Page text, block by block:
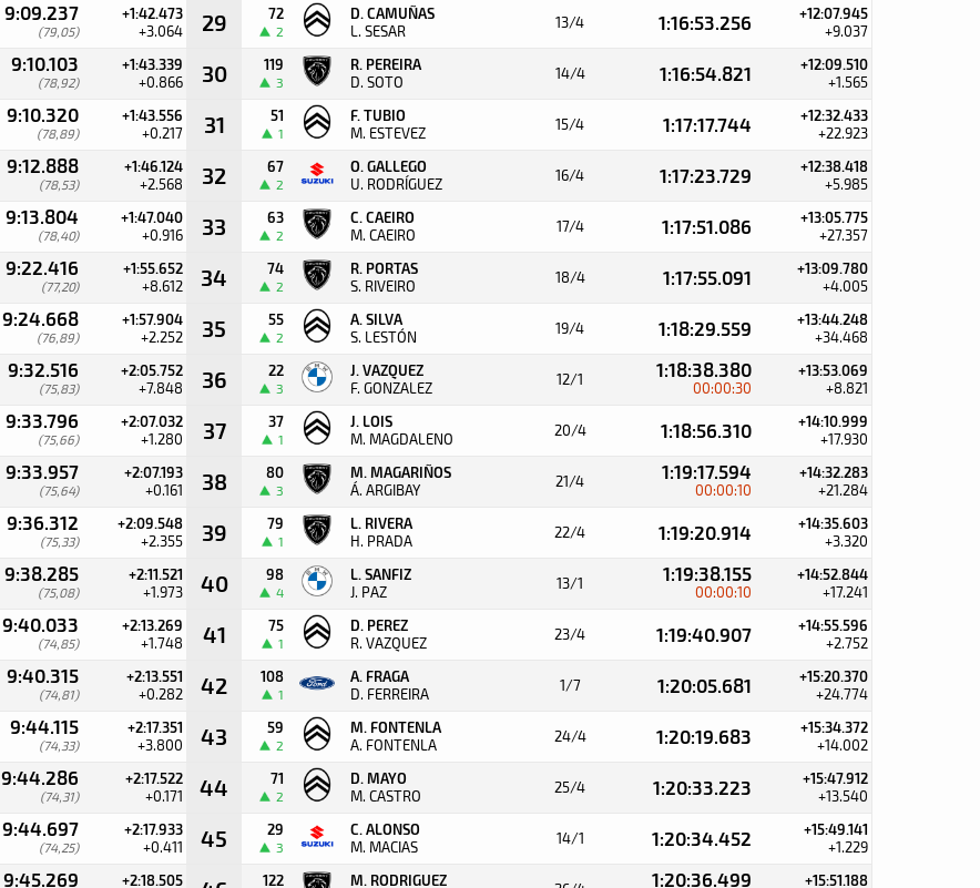
9:09.237
(79,05)
+1:42.473
+3.064 29 72
2
D. CAMUÑAS
L. SESAR 13/4 1:16:53.256 +12:07.945
+9.037
9:10.103
(78,92)
+1:43.339
+0.866 30 119
3
R. PEREIRA
D. SOTO 14/4 1:16:54.821 +12:09.510
+1.565
9:10.320
(78,89)
+1:43.556
+0.217 31 51
1
F. TUBIO
M. ESTEVEZ 15/4 1:17:17.744 +12:32.433
+22.923
9:12.888
(78,53)
+1:46.124
+2.568 32 67
2
O. GALLEGO
U. RODRÍGUEZ 16/4 1:17:23.729 +12:38.418
+5.985
9:13.804
(78,40)
+1:47.040
+0.916 33 63
2
C. CAEIRO
M. CAEIRO 17/4 1:17:51.086 +13:05.775
+27.357
9:22.416
(77,20)
+1:55.652
+8.612 34 74
2
R. PORTAS
S. RIVEIRO 18/4 1:17:55.091 +13:09.780
+4.005
9:24.668
(76,89)
+1:57.904
+2.252 35 55
2
A. SILVA
S. LESTÓN 19/4 1:18:29.559 +13:44.248
+34.468
9:32.516
(75,83)
+2:05.752
+7.848 36 22
3
J. VAZQUEZ
F. GONZALEZ 12/1 1:18:38.380
00:00:30
+13:53.069
+8.821
9:33.796
(75,66)
+2:07.032
+1.280 37 37
1
J. LOIS
M. MAGDALENO 20/4 1:18:56.310 +14:10.999
+17.930
9:33.957
(75,64)
+2:07.193
+0.161 38 80
3
M. MAGARIÑOS
Á. ARGIBAY 21/4 1:19:17.594
00:00:10
+14:32.283
+21.284
9:36.312
(75,33)
+2:09.548
+2.355 39 79
1
L. RIVERA
H. PRADA 22/4 1:19:20.914 +14:35.603
+3.320
9:38.285
(75,08)
+2:11.521
+1.973 40 98
4
L. SANFIZ
J. PAZ 13/1 1:19:38.155
00:00:10
+14:52.844
+17.241
9:40.033
(74,85)
+2:13.269
+1.748 41 75
1
D. PEREZ
R. VAZQUEZ 23/4 1:19:40.907 +14:55.596
+2.752
9:40.315
(74,81)
+2:13.551
+0.282 42 108
1
A. FRAGA
D. FERREIRA 1/7 1:20:05.681 +15:20.370
+24.774
9:44.115
(74,33)
+2:17.351
+3.800 43 59
2
M. FONTENLA
A. FONTENLA 24/4 1:20:19.683 +15:34.372
+14.002
9:44.286
(74,31)
+2:17.522
+0.171 44 71
2
D. MAYO
M. CASTRO 25/4 1:20:33.223 +15:47.912
+13.540
9:44.697
(74,25)
+2:17.933
+0.411 45 29
3
C. ALONSO
M. MACIAS 14/1 1:20:34.452 +15:49.141
+1.229
9:45.269 +2:18.505 122 M. RODRIGUEZ 1:20:36.499 +15:51.188